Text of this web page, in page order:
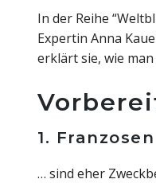
In der Reihe
Expertin Anna
erklärt sie, wie
1.
… sind eher